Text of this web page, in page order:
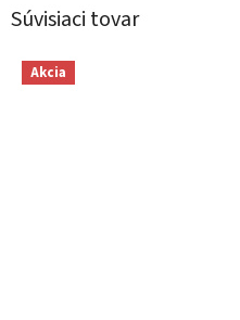
Súvisiaci tovar
Akcia